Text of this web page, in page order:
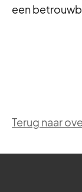
een
Terug naar